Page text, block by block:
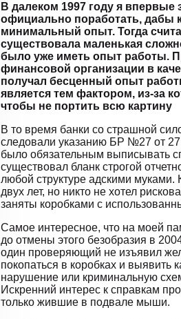
В далеком 1997 году я
официально поработать, дабы
минимальный опыт. Тогда
существовала маленькая
было уже иметь опыт работы.
финансовой организации в
получал бесценный опыт
является тем фактором, из-за
чтобы не портить всю картину
В то время банки со страшной
следовали указанию БР №27 от
было обязательным выписывать
существовал бланк строгой
любой структуре адскими
двух лет, но никто не хотел
заняты коробками с
Самое интересное, что на моей
до отмены этого безобразия в
один проверяющий не изъявил
покопаться в коробках и выявить
нарушение или криминальную
Искренний интерес к справкам
только жившие в подвале мыши.